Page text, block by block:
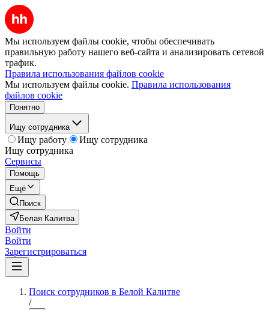
Мы используем файлы cookie, чтобы обеспечивать
правильную работу нашего веб-сайта и анализировать сетевой
трафик.
Правила использования файлов cookie
Мы используем файлы cookie. Правила использования
файлов cookie
Понятно
Ищу сотрудника
Ищу работу
Ищу сотрудника
Ищу сотрудника
Сервисы
Помощь
Ещё
Поиск
Белая Калитва
Войти
Войти
Зарегистрироваться
Поиск сотрудников в Белой Калитве
/